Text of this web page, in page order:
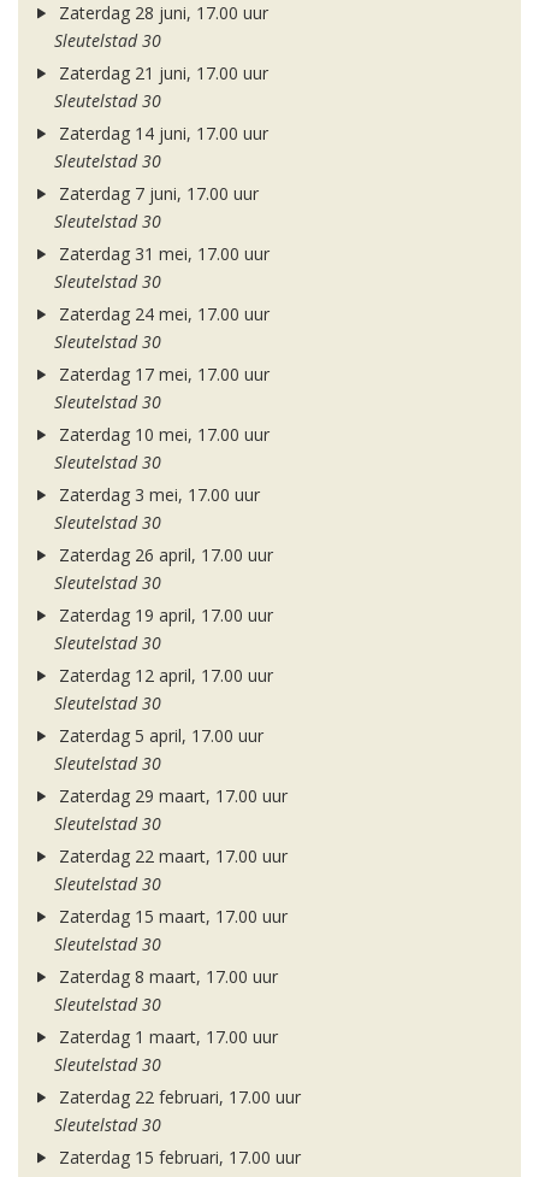
Zaterdag 28 juni, 17.00 uur
Sleutelstad 30
Zaterdag 21 juni, 17.00 uur
Sleutelstad 30
Zaterdag 14 juni, 17.00 uur
Sleutelstad 30
Zaterdag 7 juni, 17.00 uur
Sleutelstad 30
Zaterdag 31 mei, 17.00 uur
Sleutelstad 30
Zaterdag 24 mei, 17.00 uur
Sleutelstad 30
Zaterdag 17 mei, 17.00 uur
Sleutelstad 30
Zaterdag 10 mei, 17.00 uur
Sleutelstad 30
Zaterdag 3 mei, 17.00 uur
Sleutelstad 30
Zaterdag 26 april, 17.00 uur
Sleutelstad 30
Zaterdag 19 april, 17.00 uur
Sleutelstad 30
Zaterdag 12 april, 17.00 uur
Sleutelstad 30
Zaterdag 5 april, 17.00 uur
Sleutelstad 30
Zaterdag 29 maart, 17.00 uur
Sleutelstad 30
Zaterdag 22 maart, 17.00 uur
Sleutelstad 30
Zaterdag 15 maart, 17.00 uur
Sleutelstad 30
Zaterdag 8 maart, 17.00 uur
Sleutelstad 30
Zaterdag 1 maart, 17.00 uur
Sleutelstad 30
Zaterdag 22 februari, 17.00 uur
Sleutelstad 30
Zaterdag 15 februari, 17.00 uur